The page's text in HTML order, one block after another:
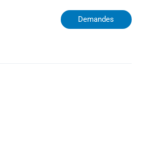
Demandes